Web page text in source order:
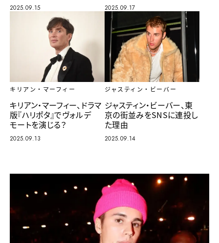
2025.09.15 2025.09.17
キリアン・マーフィー
キリアン・マーフィー、ドラマ
版『ハリポタ』でヴォルデ
モートを演じる？
2025.09.13
ジャスティン・ビーバー
ジャスティン・ビーバー、東
京の街並みをSNSに連投し
た理由
2025.09.14